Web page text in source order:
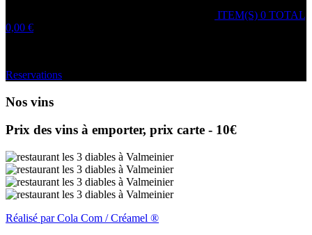
ITEM(S) 0 TOTAL
0,00 €
Reservations
Nos vins
Prix des vins à emporter, prix carte - 10€
Réalisé par Cola Com / Créamel ®